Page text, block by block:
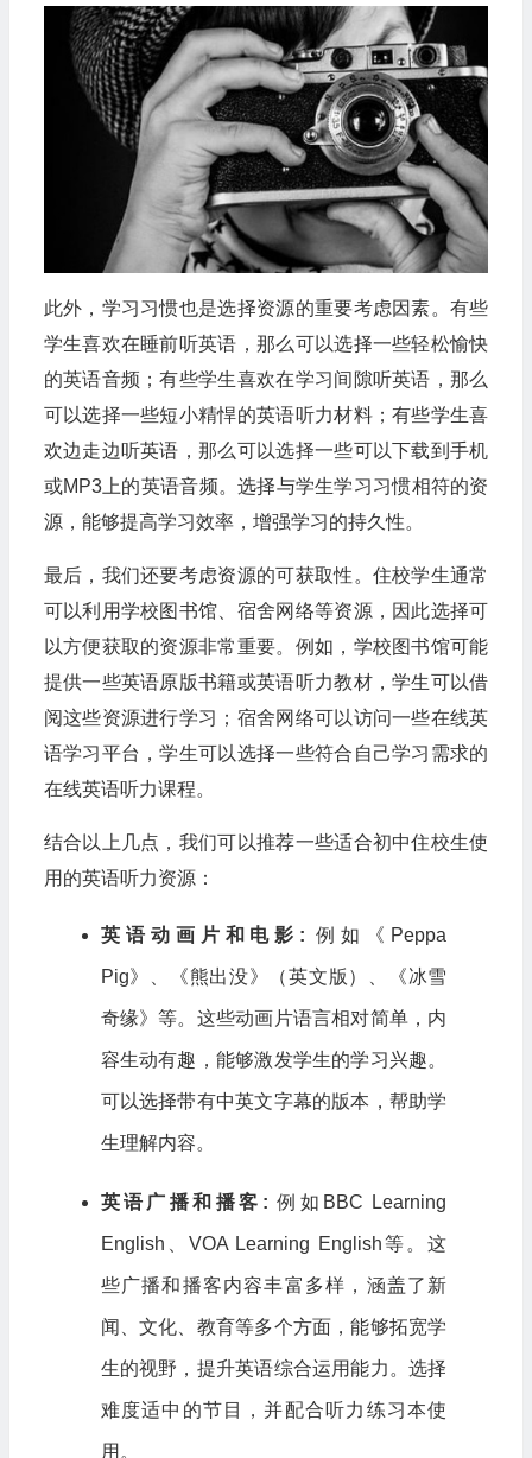
此外，学习习惯也是选择资源的重要考虑因素。有些
学生喜欢在睡前听英语，那么可以选择一些轻松愉快
的英语音频；有些学生喜欢在学习间隙听英语，那么
可以选择一些短小精悍的英语听力材料；有些学生喜
欢边走边听英语，那么可以选择一些可以下载到手机
或MP3上的英语音频。选择与学生学习习惯相符的资
源，能够提高学习效率，增强学习的持久性。
最后，我们还要考虑资源的可获取性。住校学生通常
可以利用学校图书馆、宿舍网络等资源，因此选择可
以方便获取的资源非常重要。例如，学校图书馆可能
提供一些英语原版书籍或英语听力教材，学生可以借
阅这些资源进行学习；宿舍网络可以访问一些在线英
语学习平台，学生可以选择一些符合自己学习需求的
在线英语听力课程。
结合以上几点，我们可以推荐一些适合初中住校生使
用的英语听力资源：
英语动画片和电影: 例如《Peppa
Pig》、《熊出没》（英文版）、《冰雪
奇缘》等。这些动画片语言相对简单，内
容生动有趣，能够激发学生的学习兴趣。
可以选择带有中英文字幕的版本，帮助学
生理解内容。
英语广播和播客: 例如BBC Learning
English、VOA Learning English等。这
些广播和播客内容丰富多样，涵盖了新
闻、文化、教育等多个方面，能够拓宽学
生的视野，提升英语综合运用能力。选择
难度适中的节目，并配合听力练习本使
用。